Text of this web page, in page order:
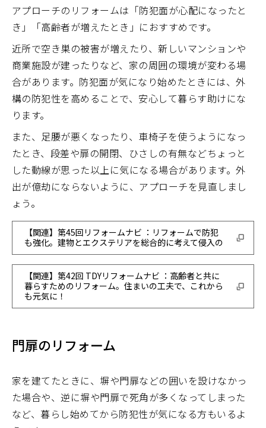
アプローチのリフォームは「防犯面が心配になったと
き」「高齢者が増えたとき」におすすめです。
近所で空き巣の被害が増えたり、新しいマンションや
商業施設が建ったりなど、家の周囲の環境が変わる場
合があります。防犯面が気になり始めたときには、外
構の防犯性を高めることで、安心して暮らす助けにな
ります。
また、足腰が悪くなったり、車椅子を使うようになっ
たとき、段差や扉の開閉、ひさしの有無などちょっと
した動線が思った以上に気になる場合があります。外
出が億劫にならないように、アプローチを見直しまし
ょう。
【関連】第45回リフォームナビ ：リフォームで防犯
も強化。建物とエクステリアを総合的に考えて侵入の
【関連】第42回 TDYリフォームナビ ：高齢者と共に
暮らすためのリフォーム。住まいの工夫で、これから
も元気に！
門扉のリフォーム
家を建てたときに、塀や門扉などの囲いを設けなかっ
た場合や、逆に塀や門扉で死角が多くなってしまった
など、暮らし始めてから防犯性が気になる方もいるよ